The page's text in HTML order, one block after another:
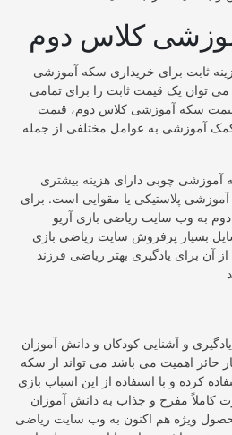
کلاس دوم
ثابت برای خریداری سکه آموزشی
‌توان یک قیمت ثابت را برای تمامی
سکه آموزشی کلاس دوم، قیمت
آموزشی به عوامل مختلفی از جمله
آموزشی چوبی دارای هزینه بیشتری
پلاستیکی یا مقوایی است. برای
به وب سایت ریاضی بازی آریو
بسیار پرفروش سایت ریاضی بازی
آن برای یادگیری بهتر ریاضی فرزند
و آشنایی کودکان و دانش آموزان
حائز اهمیت می باشد می تواند از سکه
کرده و با استفاده از این اسباب بازی
کاملاً مفرح و جذاب به دانش آموزان
ویژه هم اکنون به وب سایت ریاضی